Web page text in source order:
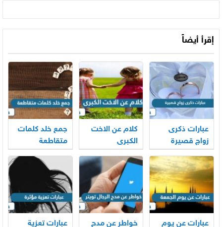
إقرأ أيضاً
عبارات ذكرى
زواج قصيرة
كلام عن الاخت
الكبرى
جمع خلد كلمات
متقاطعة
عبارات عن يوم
خواطر عن مدح
عبارات تعزية